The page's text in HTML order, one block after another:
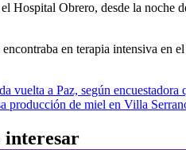
Hospital Obrero, desde la noche
en terapia intensiva en
vuelta a Paz, según
producción de miel en Villa
interesar